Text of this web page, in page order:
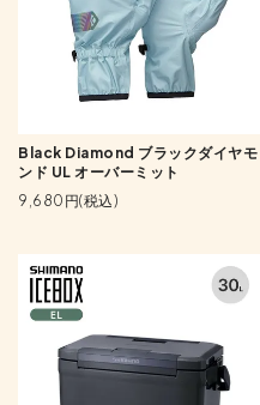
Black Diamond ブラックダイヤモ
ンド UL オーバーミット
9,680円(税込)